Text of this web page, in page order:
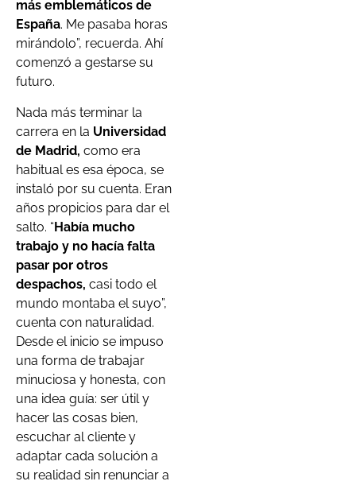
más emblemáticos de
España. Me pasaba horas
mirándolo”, recuerda. Ahí
comenzó a gestarse su
futuro.
Nada más terminar la
carrera en la Universidad
de Madrid, como era
habitual es esa época, se
instaló por su cuenta. Eran
años propicios para dar el
salto. “Había mucho
trabajo y no hacía falta
pasar por otros
despachos, casi todo el
mundo montaba el suyo”,
cuenta con naturalidad.
Desde el inicio se impuso
una forma de trabajar
minuciosa y honesta, con
una idea guía: ser útil y
hacer las cosas bien,
escuchar al cliente y
adaptar cada solución a
su realidad sin renunciar a